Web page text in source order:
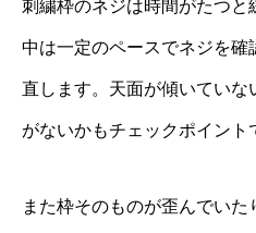
刺繍枠のネジは時間がたつ
中は一定のペースでネジを確
直します。天面が傾いてい
がないかもチェックポイント
また枠そのものが歪んでい